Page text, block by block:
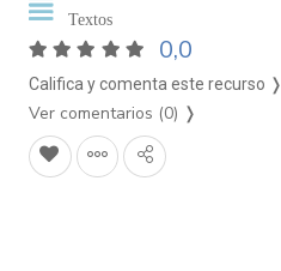
Textos
0,0
Califica y comenta este recurso ❭
Ver comentarios (0) ❭